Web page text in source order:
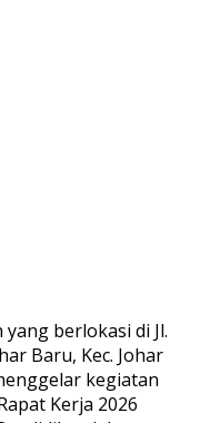
yang berlokasi di Jl.
Baru, Kec. Johar
kegiatan
Kerja 2026